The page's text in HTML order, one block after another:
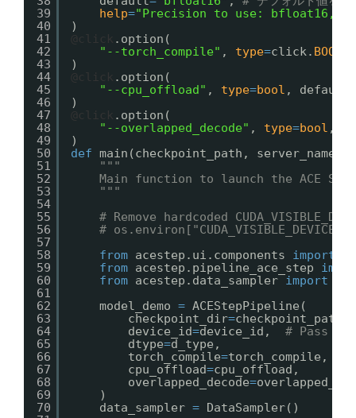
39
40
41
42
43
44
45
46
47
48
49
50
51
52
53
54
55
56
57
58
59
60
61
62
63
64
65
66
67
68
69
70
help="Precision to use: bfloat16,
)
@click .option(
"--torch_compile" , type=click. BOOL
)
@click .option(
"--cpu_offload" , type=bool , default
)
@click .option(
"--overlapped_decode" , type=bool ,
)
def main(checkpoint_path,
"""
Main function to launch the ACE
"""
# Remove hardcoded
#
from acestep.ui.components import
from acestep.pipeline_ace_step
from acestep.data_sampler import
model_demo = ACEStepPipeline(
checkpoint_dir=checkpoint_path,
device_id=device_id, # Pass
dtype=d_type,
torch_compile=torch_compile,
cpu_offload=cpu_offload,
overlapped_decode=
)
data_sampler = DataSampler()